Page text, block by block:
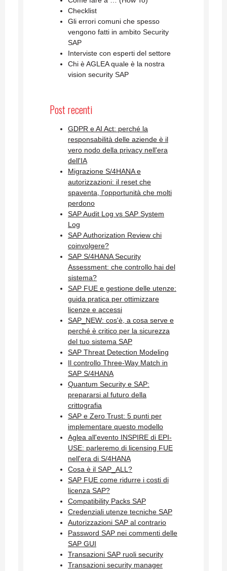
Checklist
Gli errori comuni che spesso
vengono fatti in ambito Security
SAP
Interviste con esperti del settore
Chi è AGLEA quale è la nostra
vision security SAP
Post recenti
GDPR e AI Act: perché la
responsabilità delle aziende è il
vero nodo della privacy nell'era
dell'IA
Migrazione S/4HANA e
autorizzazioni: il reset che
spaventa, l'opportunità che molti
perdono
SAP Audit Log vs SAP System
Log
SAP Authorization Review chi
coinvolgere?
SAP S/4HANA Security
Assessment: che controllo hai del
sistema?
SAP FUE e gestione delle utenze:
guida pratica per ottimizzare
licenze e accessi
SAP_NEW: cos'è, a cosa serve e
perché è critico per la sicurezza
del tuo sistema SAP
SAP Threat Detection Modeling
Il controllo Three-Way Match in
SAP S/4HANA
Quantum Security e SAP:
prepararsi al futuro della
crittografia
SAP e Zero Trust: 5 punti per
implementare questo modello
Aglea all'evento INSPIRE di EPI-
USE: parleremo di licensing FUE
nell'era di S/4HANA
Cosa è il SAP_ALL?
SAP FUE come ridurre i costi di
licenza SAP?
Compatibility Packs SAP
Credenziali utenze tecniche SAP
Autorizzazioni SAP al contrario
Password SAP nei commenti delle
SAP GUI
Transazioni SAP ruoli security
Transazioni security manager